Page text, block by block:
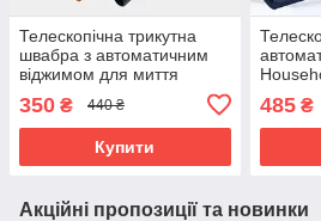
Телескопічна трикутна
швабра з автоматичним
віджимом для миття
350 ₴ 440 ₴
Купити
для
485₴
Акційні пропозиції та новинки